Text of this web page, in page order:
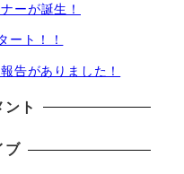
ーが誕生！
ート！！
告がありました！
ント
ブ